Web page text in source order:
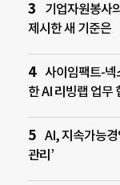
기업자원봉사
제시한 새 기준은
사이임팩트-넥
한 AI 리빙랩 업무
AI, 지속가능
관리’